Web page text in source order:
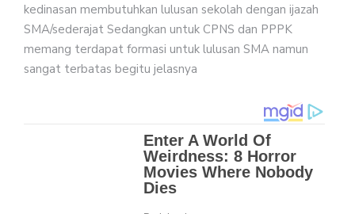
kedinasan membutuhkan lulusan sekolah dengan ijazah
SMA/sederajat Sedangkan untuk CPNS dan PPPK
memang terdapat formasi untuk lulusan SMA namun
sangat terbatas begitu jelasnya